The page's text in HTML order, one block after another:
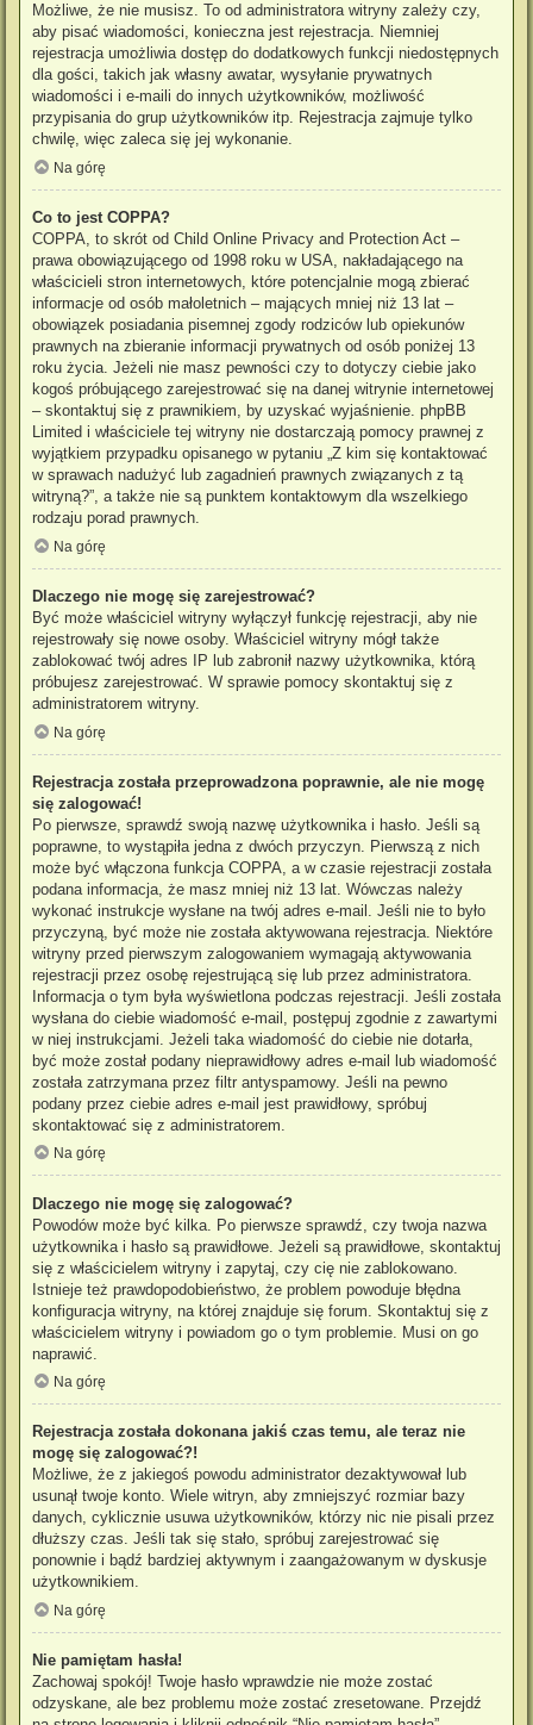
Możliwe, że nie musisz. To od administratora witryny zależy czy,
aby pisać wiadomości, konieczna jest rejestracja. Niemniej
rejestracja umożliwia dostęp do dodatkowych funkcji niedostępnych
dla gości, takich jak własny awatar, wysyłanie prywatnych
wiadomości i e-maili do innych użytkowników, możliwość
przypisania do grup użytkowników itp. Rejestracja zajmuje tylko
chwilę, więc zaleca się jej wykonanie.
Na górę
Co to jest COPPA?
COPPA, to skrót od Child Online Privacy and Protection Act –
prawa obowiązującego od 1998 roku w USA, nakładającego na
właścicieli stron internetowych, które potencjalnie mogą zbierać
informacje od osób małoletnich – mających mniej niż 13 lat –
obowiązek posiadania pisemnej zgody rodziców lub opiekunów
prawnych na zbieranie informacji prywatnych od osób poniżej 13
roku życia. Jeżeli nie masz pewności czy to dotyczy ciebie jako
kogoś próbującego zarejestrować się na danej witrynie internetowej
– skontaktuj się z prawnikiem, by uzyskać wyjaśnienie. phpBB
Limited i właściciele tej witryny nie dostarczają pomocy prawnej z
wyjątkiem przypadku opisanego w pytaniu „Z kim się kontaktować
w sprawach nadużyć lub zagadnień prawnych związanych z tą
witryną?”, a także nie są punktem kontaktowym dla wszelkiego
rodzaju porad prawnych.
Na górę
Dlaczego nie mogę się zarejestrować?
Być może właściciel witryny wyłączył funkcję rejestracji, aby nie
rejestrowały się nowe osoby. Właściciel witryny mógł także
zablokować twój adres IP lub zabronił nazwy użytkownika, którą
próbujesz zarejestrować. W sprawie pomocy skontaktuj się z
administratorem witryny.
Na górę
Rejestracja została przeprowadzona poprawnie, ale nie mogę
się zalogować!
Po pierwsze, sprawdź swoją nazwę użytkownika i hasło. Jeśli są
poprawne, to wystąpiła jedna z dwóch przyczyn. Pierwszą z nich
może być włączona funkcja COPPA, a w czasie rejestracji została
podana informacja, że masz mniej niż 13 lat. Wówczas należy
wykonać instrukcje wysłane na twój adres e-mail. Jeśli nie to było
przyczyną, być może nie została aktywowana rejestracja. Niektóre
witryny przed pierwszym zalogowaniem wymagają aktywowania
rejestracji przez osobę rejestrującą się lub przez administratora.
Informacja o tym była wyświetlona podczas rejestracji. Jeśli została
wysłana do ciebie wiadomość e-mail, postępuj zgodnie z zawartymi
w niej instrukcjami. Jeżeli taka wiadomość do ciebie nie dotarła,
być może został podany nieprawidłowy adres e-mail lub wiadomość
została zatrzymana przez filtr antyspamowy. Jeśli na pewno
podany przez ciebie adres e-mail jest prawidłowy, spróbuj
skontaktować się z administratorem.
Na górę
Dlaczego nie mogę się zalogować?
Powodów może być kilka. Po pierwsze sprawdź, czy twoja nazwa
użytkownika i hasło są prawidłowe. Jeżeli są prawidłowe, skontaktuj
się z właścicielem witryny i zapytaj, czy cię nie zablokowano.
Istnieje też prawdopodobieństwo, że problem powoduje błędna
konfiguracja witryny, na której znajduje się forum. Skontaktuj się z
właścicielem witryny i powiadom go o tym problemie. Musi on go
naprawić.
Na górę
Rejestracja została dokonana jakiś czas temu, ale teraz nie
mogę się zalogować?!
Możliwe, że z jakiegoś powodu administrator dezaktywował lub
usunął twoje konto. Wiele witryn, aby zmniejszyć rozmiar bazy
danych, cyklicznie usuwa użytkowników, którzy nic nie pisali przez
dłuższy czas. Jeśli tak się stało, spróbuj zarejestrować się
ponownie i bądź bardziej aktywnym i zaangażowanym w dyskusje
użytkownikiem.
Na górę
Nie pamiętam hasła!
Zachowaj spokój! Twoje hasło wprawdzie nie może zostać
odzyskane, ale bez problemu może zostać zresetowane. Przejdź